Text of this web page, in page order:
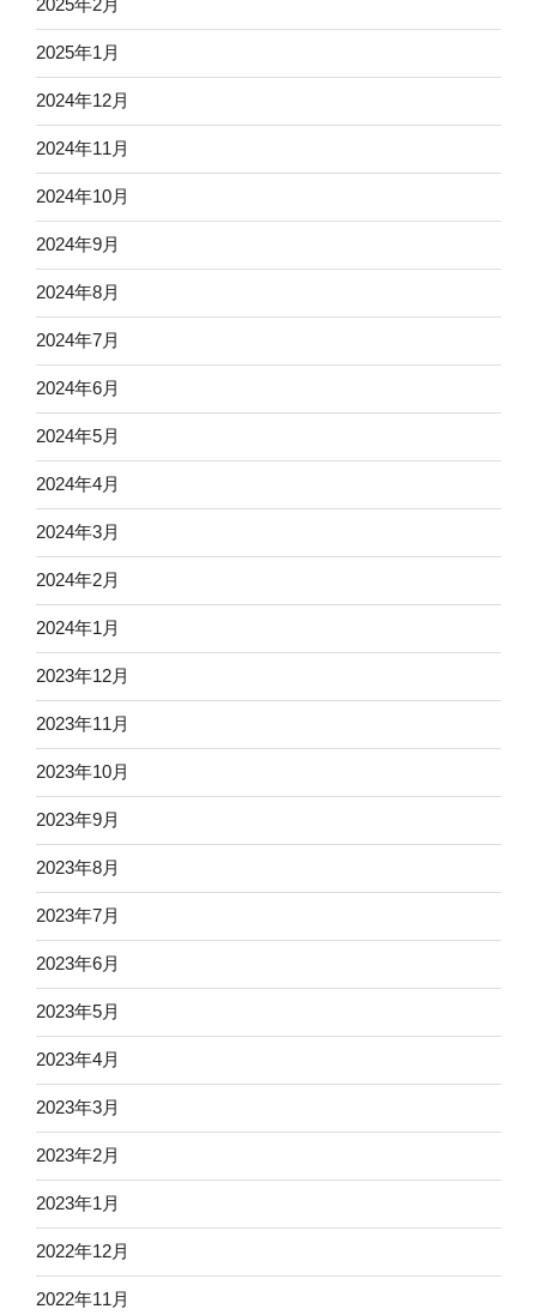
2025年2月
2025年1月
2024年12月
2024年11月
2024年10月
2024年9月
2024年8月
2024年7月
2024年6月
2024年5月
2024年4月
2024年3月
2024年2月
2024年1月
2023年12月
2023年11月
2023年10月
2023年9月
2023年8月
2023年7月
2023年6月
2023年5月
2023年4月
2023年3月
2023年2月
2023年1月
2022年12月
2022年11月